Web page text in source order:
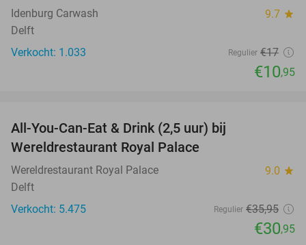
Idenburg Carwash 9.7 star
Delft
Verkocht: 1.033
Regulier €17
€10,95
All-You-Can-Eat & Drink (2,5 uur) bij
Wereldrestaurant Royal Palace
Wereldrestaurant Royal Palace 9.0 star
Delft
Verkocht: 5.475
Regulier €35,95
€30,95